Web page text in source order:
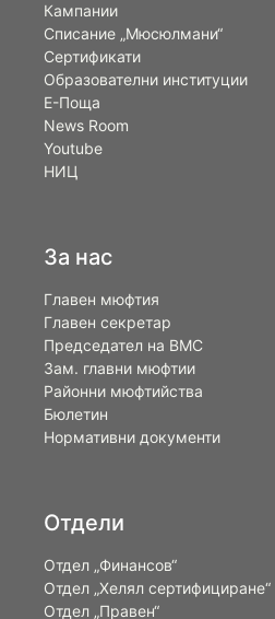
Кампании
Списание „Мюсюлмани“
Сертификати
Образователни институции
Е-Поща
News Room
Youtube
НИЦ
За нас
Главен мюфтия
Главен секретар
Председател на ВМС
Зам. главни мюфтии
Районни мюфтийства
Бюлетин
Нормативни документи
Отдели
Отдел „Финансов“
Отдел „Хелял сертифициране“
Отдел „Правен“